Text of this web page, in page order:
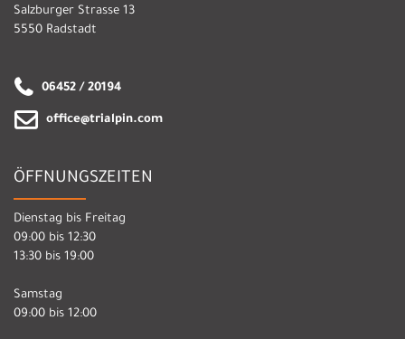
Salzburger Strasse 13
5550 Radstadt
06452 / 20194
office@trialpin.com
ÖFFNUNGSZEITEN
Dienstag bis Freitag
09:00 bis 12:30
13:30 bis 19:00
Samstag
09:00 bis 12:00